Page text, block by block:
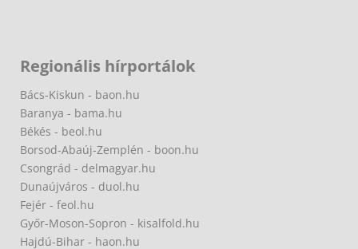
Regionális hírportálok
Bács-Kiskun - baon.hu
Baranya - bama.hu
Békés - beol.hu
Borsod-Abaúj-Zemplén - boon.hu
Csongrád - delmagyar.hu
Dunaújváros - duol.hu
Fejér - feol.hu
Győr-Moson-Sopron - kisalfold.hu
Hajdú-Bihar - haon.hu